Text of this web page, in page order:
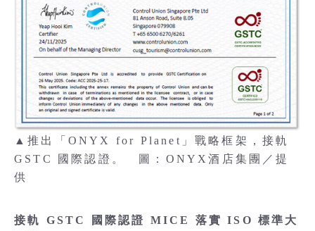
▲推出「ONYX for Planet」戰略框架，接軌
GSTC 國際認證。 圖：ONYX酒店集團／提
供
接軌 GSTC 國際認證 MICE 落實 ISO 標準大